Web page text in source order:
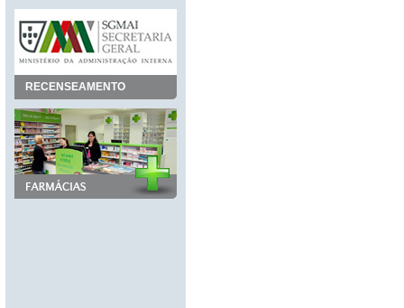
RECENSEAMENTO